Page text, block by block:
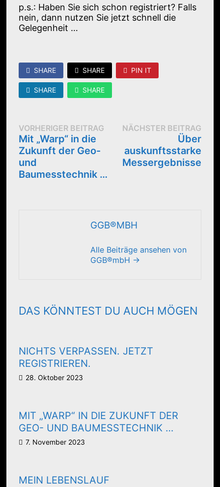
p.s.: Haben Sie sich schon registriert? Falls
nein, dann nutzen Sie jetzt schnell die
Gelegenheit …
SHARE SHARE PIN IT
SHARE SHARE
BEITRAGSNAVIGATION
VORHERIGER BEITRAGVorheriger
Mit „Warp“ in die
Zukunft der Geo-
und
Baumesstechnik …
NÄCHSTER BEITRAG
Über
auskunftsstarke
Messergebnisse
GGB®MBH
Alle Beiträge ansehen von
GGB®mbH →
DAS KÖNNTEST DU AUCH MÖGEN
NICHTS VERPASSEN. JETZT
REGISTRIEREN.
28. Oktober 2023
MIT „WARP“ IN DIE ZUKUNFT DER
GEO- UND BAUMESSTECHNIK …
7. November 2023
MEIN LEBENSLAUF